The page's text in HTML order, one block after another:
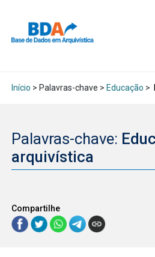
Início > Palavras-chave > Educação >
Palavras-chave:
arquivística
Compartilhe